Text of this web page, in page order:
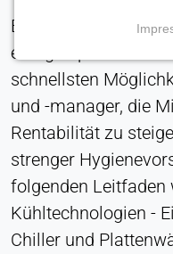
Eine effiziente,
energieoptimierte
schnellsten
und -manager, die
Rentabilität zu
strenger
folgenden
Kühltechnologien -
Chiller und
Erforderlich für
Navigation und
nicht deaktiviert
Name:
Zustimmung